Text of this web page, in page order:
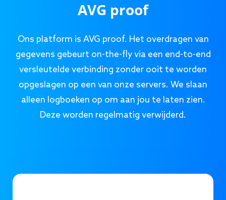
AVG proof
Ons platform is AVG proof. Het overdragen van
gegevens gebeurt on-the-fly via een end-to-end
versleutelde verbinding zonder ooit te worden
opgeslagen op een van onze servers. We slaan
alleen logboeken op om aan jou te laten zien.
Deze worden regelmatig verwijderd.